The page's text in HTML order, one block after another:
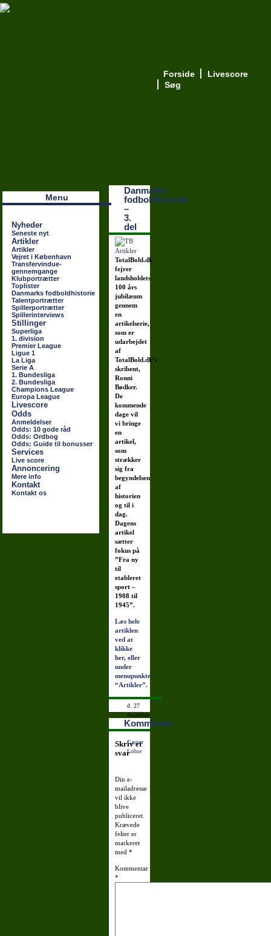
Forside
Livescore
Søg
Menu
Nyheder
Seneste nyt
Artikler
Artikler
Vejret i København
Transfervindue-
gennemgange
Klubportrætter
Toplister
Danmarks fodboldhistorie
Talentportrætter
Spillerportrætter
Spillerinterviews
Stillinger
Superliga
1. division
Premier League
Ligue 1
La Liga
Serie A
1. Bundesliga
2. Bundesliga
Champions League
Europa League
Livescore
Odds
Anmeldelser
Odds: 10 gode råd
Odds: Ordbog
Odds: Guide til bonusser
Services
Live score
Annoncering
Mere info
Kontakt
Kontakt os
Danmarks
fodboldhistorie
–
3.
del
TotalBold.dk
fejrer
landsholdets
100 års
jubilæum
gennem
en
artikelserie,
som er
udarbejdet
af
TotalBold.dk’s
skribent,
Ronni
Bødker.
De
kommende
dage vil
vi bringe
en
artikel,
som
strækker
sig fra
begyndelsen
af
historien
og til i
dag.
Dagens
artikel
sætter
fokus på
”Fra ny
til
etableret
sport –
1908 til
1945”.
Læs hele
artiklen
ved at
klikke
her, eller
under
menupunktet
“Artikler”.
d. 27
december
2008
12:38:24
Casper
Lohse
Kommentér
Skriv et
svar
Din e-
mailadresse
vil ikke
blive
publiceret.
Krævede
felter er
markeret
med *
Kommentar
*